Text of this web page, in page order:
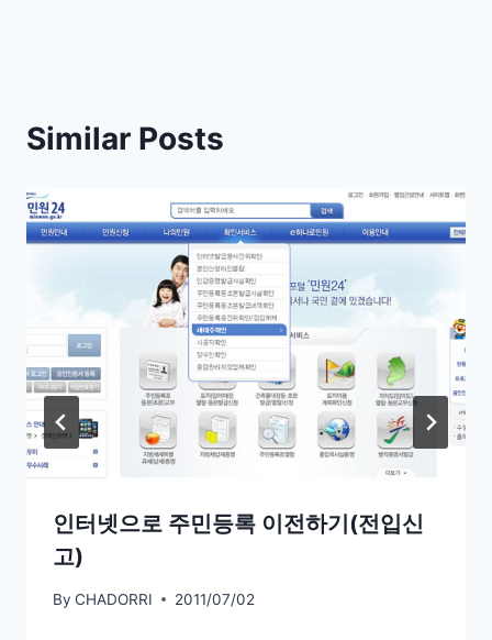
Similar Posts
인터넷으로 주민등록 이전하기(전입신
고)
By CHADORRI 2011/07/02